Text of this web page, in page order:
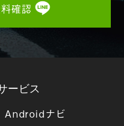
確認
ービス
Androidナビ